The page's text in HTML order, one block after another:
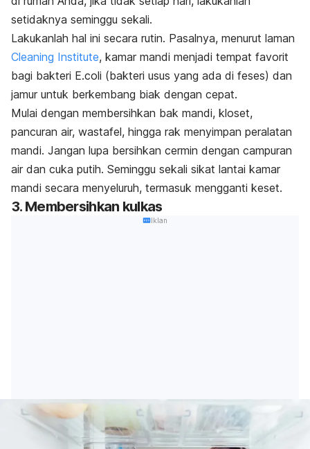
setidaknya seminggu sekali.
Lakukanlah hal ini secara rutin. Pasalnya, menurut laman
Cleaning Institute, kamar mandi menjadi tempat favorit
bagi bakteri E.coli (bakteri usus yang ada di feses) dan
jamur untuk berkembang biak dengan cepat.
Mulai dengan membersihkan bak mandi, kloset,
pancuran air, wastafel, hingga rak menyimpan peralatan
mandi. Jangan lupa bersihkan cermin dengan campuran
air dan cuka putih. Seminggu sekali sikat lantai kamar
mandi secara menyeluruh, termasuk mengganti keset.
3. Membersihkan kulkas
Iklan